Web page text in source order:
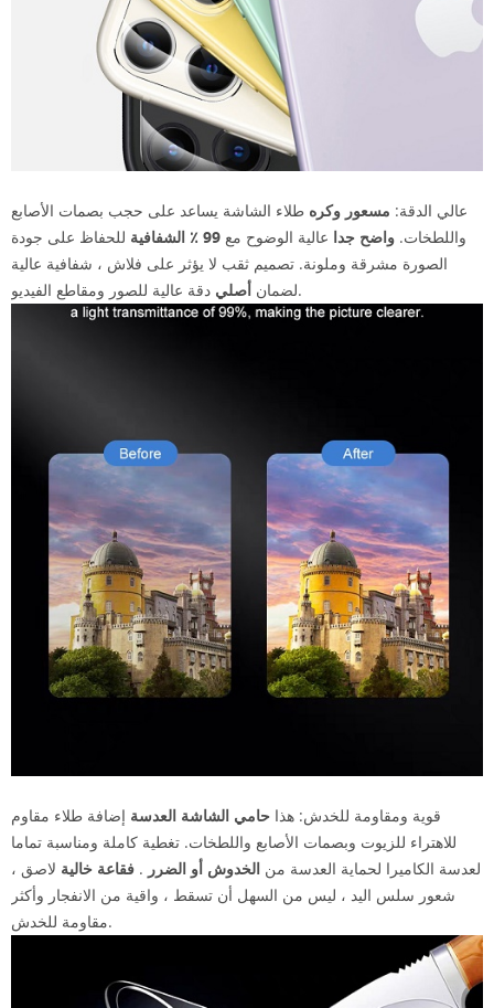
عالي الدقة: مسعور وكره طلاء الشاشة يساعد على حجب بصمات الأصابع
واللطخات. واضح جدا عالية الوضوح مع
للحفاظ على جودة
الصورة مشرقة وملونة. تصميم ثقب لا يؤثر على فلاش ، شفافية عالية
لضمان أصلي دقة عالية للصور ومقاطع الفيديو.
قوية ومقاومة للخدش: هذا حامي الشاشة العدسة إضافة طلاء مقاوم
للاهتراء للزيوت وبصمات الأصابع واللطخات. تغطية كاملة ومناسبة تماما
لعدسة الكاميرا لحماية العدسة من الخدوش أو الضرر . فقاعة خالية لاصق ،
شعور سلس اليد ، ليس من السهل أن تسقط ، واقية من الانفجار وأكثر
مقاومة للخدش.